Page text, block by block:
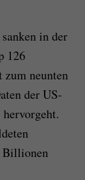
in der
126
zum neunten
der US-
hervorgeht.
Billionen